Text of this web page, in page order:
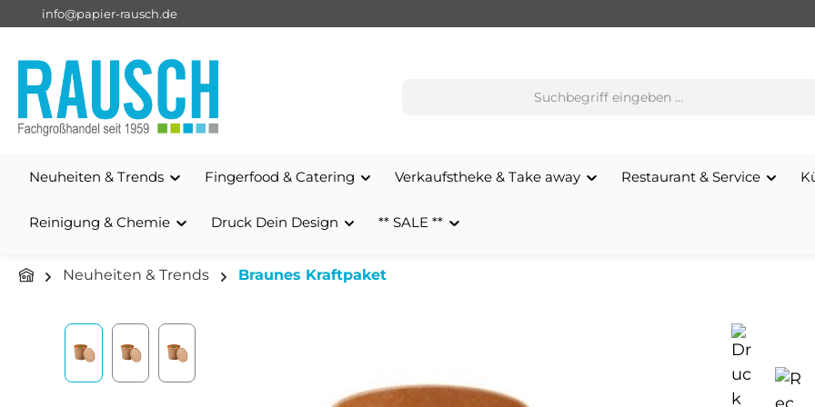
Zur Hauptnavigation springen
info@papier-rausch.de
Neuheiten & Trends Fingerfood & Catering Verkaufstheke & Take away Restaurant & Service
Reinigung & Chemie Druck Dein Design ** SALE **
Neuheiten & Trends Braunes Kraftpaket
Bildergalerie überspringen